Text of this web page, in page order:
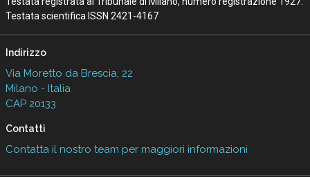
Testata scientifica ISSN 2421-4167
Indirizzo
Via Moretto da Brescia, 22
Milano - Italia
CAP 20133
Contatti
Contatta il nostro team per maggiori informazioni